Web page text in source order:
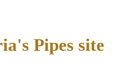
Pipes site